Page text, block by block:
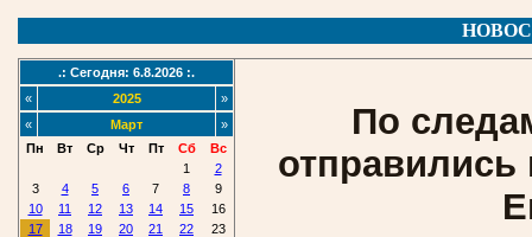
.: Сегодня: 6.8.2026 :.
«
2025
»
«
Март
»
Пн
Вт Ср Чт Пт Сб
Вс
1
2
3
4 5 6 7 8
9
10
11 12 13 14 15
16
17
18 19 20 21 22
23
По
отправились